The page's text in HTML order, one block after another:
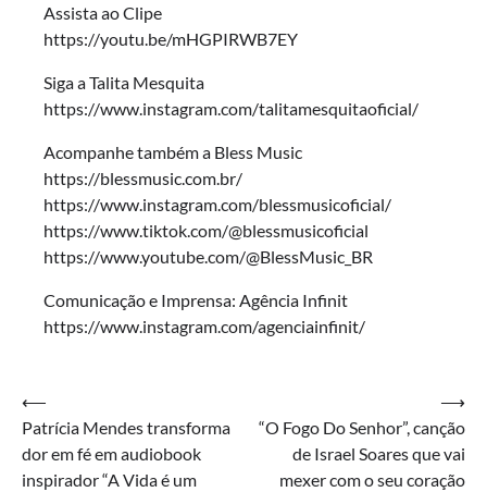
Assista ao Clipe
https://youtu.be/mHGPIRWB7EY
Siga a Talita Mesquita
https://www.instagram.com/talitamesquitaoficial/
Acompanhe também a Bless Music
https://blessmusic.com.br/
https://www.instagram.com/blessmusicoficial/
https://www.tiktok.com/@blessmusicoficial
https://www.youtube.com/@BlessMusic_BR
Comunicação e Imprensa: Agência Infinit
https://www.instagram.com/agenciainfinit/
Navegação
de
Post
⟵
Patrícia Mendes transforma
dor em fé em audiobook
inspirador “A Vida é um
“O Fogo Do Senhor”, canção
de Israel Soares que vai
mexer com o seu coração
⟶